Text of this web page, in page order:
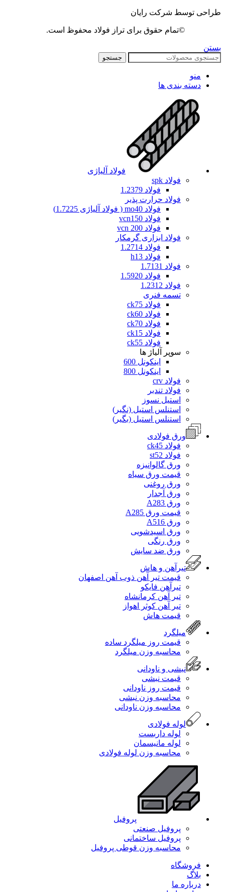
طراحی توسط شرکت رایان
©تمام حقوق برای تراز فولاد محفوظ است.
بستن
جستجو
منو
دسته بندی ها
فولاد آلیاژی
فولاد spk
فولاد 1.2379
فولاد حرارت پذیر
فولاد mo40 ( فولاد آلیاژی 1.7225)
فولاد vcn150
فولاد vcn 200
فولاد ابزاری گرمکار
فولاد 1.2714
فولاد h13
فولاد 1.7131
فولاد 1.5920
فولاد 1.2312
تسمه فنری
فولاد ck75
فولاد ck60
فولاد ck70
فولاد ck15
فولاد ck55
سوپر آلیاژ ها
اینکونل 600
اینکونل 800
فولاد crv
فولاد تندبر
استیل نسوز
استنلس استیل (نگیر)
استنلس استیل (بگیر)
ورق فولادی
فولاد ck45
فولاد st52
ورق گالوانیزه
قیمت ورق سیاه
ورق روغنی
ورق آجدار
ورق A283
قیمت ورق A285
ورق A516
ورق اسیدشویی
ورق رنگی
ورق ضد سایش
تیرآهن و هاش
قیمت تیر آهن ذوب آهن اصفهان
تیرآهن فایکو
تیر آهن کرمانشاه
تیر آهن کوثر اهواز
قیمت هاش
میلگرد
قیمت روز میلگرد ساده
محاسبه وزن میلگرد
نبشی و ناودانی
قیمت نبشی
قیمت روز ناودانی
محاسبه وزن نبشی
محاسبه وزن ناودانی
لوله فولادی
لوله داربست
لوله مانیسمان
محاسبه وزن لوله فولادی
پروفیل
پروفیل صنعتی
پروفیل ساختمانی
محاسبه وزن قوطی پروفیل
فروشگاه
بلاگ
درباره ما